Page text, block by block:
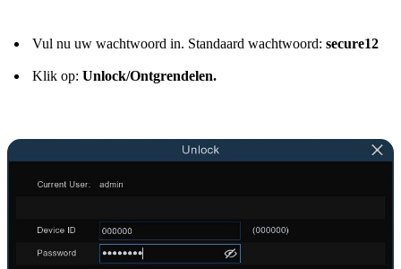
Vul nu uw wachtwoord in. Standaard wachtwoord: secure12
Klik op: Unlock/Ontgrendelen.